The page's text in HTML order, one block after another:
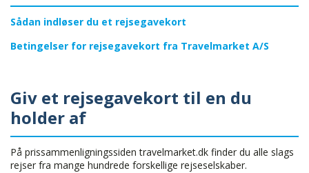
Sådan indløser du et rejsegavekort
Betingelser for rejsegavekort fra Travelmarket A/S
Giv et rejsegavekort til en du
holder af
På prissammenligningssiden travelmarket.dk finder du alle slags
rejser fra mange hundrede forskellige rejseselskaber.